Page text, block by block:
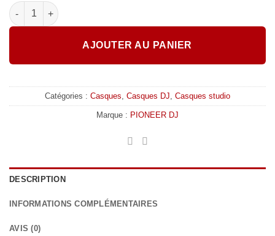
quantité de Pioneer DJ - HDJ-X10-K, casque DJ
AJOUTER AU PANIER
Catégories : Casques, Casques DJ, Casques studio
Marque : PIONEER DJ
DESCRIPTION
INFORMATIONS COMPLÉMENTAIRES
AVIS (0)